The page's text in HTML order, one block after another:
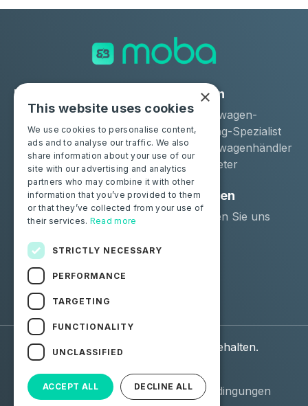
Lösungen
Moba Certify Pro
Geschäft
Industrien
Gebrauchtwagen-
Remarketing-Spezialist
Gebrauchtwagenhändler
Langzeitmieter
Privatpersonen
Zertifizieren Sie Ihre
Ressourcen
Kontaktieren Sie uns
Folgen Sie uns
Facebook
Linkedin
© 2026 Moba. Alle Rechte vorbehalten.
Personenbezogene Daten
(DSGVO)
Allgemeine
Verkaufsbedingungen
×
This website uses cookies
We use cookies to personalise content,
ads and to analyse our traffic. We also
share information about your use of our
site with our advertising and analytics
partners who may combine it with other
information that you’ve provided to them
or that they’ve collected from your use of
their services. Read more
STRICTLY NECESSARY
PERFORMANCE
TARGETING
FUNCTIONALITY
UNCLASSIFIED
ACCEPT ALL DECLINE ALL